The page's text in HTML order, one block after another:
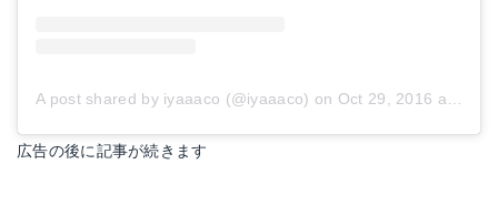
A post shared by iyaaaco (@iyaaaco) on Oct 29, 2016 at 6:32am PDT
広告の後に記事が続きます